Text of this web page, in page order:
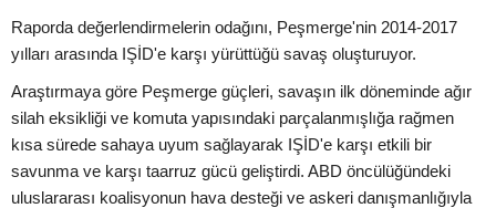
Raporda değerlendirmelerin odağını, Peşmerge'nin 2014-2017
yılları arasında IŞİD'e karşı yürüttüğü savaş oluşturuyor.
Araştırmaya göre Peşmerge güçleri, savaşın ilk döneminde ağır
silah eksikliği ve komuta yapısındaki parçalanmışlığa rağmen
kısa sürede sahaya uyum sağlayarak IŞİD'e karşı etkili bir
savunma ve karşı taarruz gücü geliştirdi. ABD öncülüğündeki
uluslararası koalisyonun hava desteği ve askeri danışmanlığıyla